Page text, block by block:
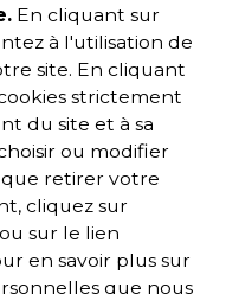
En cliquant sur
à l'utilisation de
site. En cliquant
strictement
du site et à sa
ou modifier
que retirer votre
cliquez sur
sur le lien
en savoir plus sur
que nous